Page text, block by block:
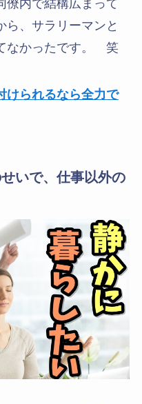
僚内で結構広まって
ら、サラリーマンと
なかったです。 笑
けられるなら全力で
いで、仕事以外の